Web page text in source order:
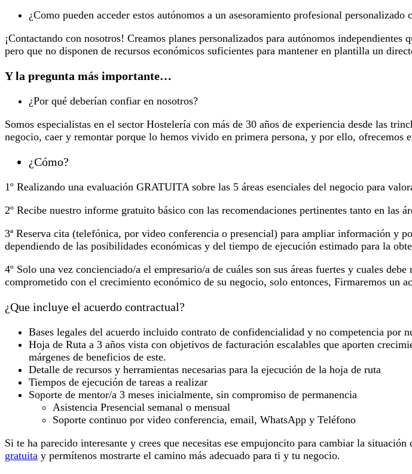
¿Como pueden acceder estos autónomos a un asesoramiento profesional
¡Contactando con nosotros! Creamos planes personalizados para autónomos
pero que no disponen de recursos económicos suficientes para mantener en plantilla un
Y la pregunta más importante…
¿Por qué deberían confiar en nosotros?
Somos especialistas en el sector Hostelería con más de 30 años de experiencia desde las
negocio, caer y remontar porque lo hemos vivido en primera persona, y por ello,
¿Cómo?
1º Realizando una evaluación GRATUITA sobre las 5 áreas esenciales del negocio para
2º Recibe nuestro informe gratuito básico con las recomendaciones pertinentes tanto en las
3ª Reserva cita (telefónica, por video conferencia o presencial) para ampliar información y
dependiendo de las posibilidades económicas y del tiempo de ejecución estimado para la
4º Solo una vez concienciado/a el empresario/a de cuáles son sus áreas fuertes y cuales
comprometido con el crecimiento económico de su negocio, solo entonces, Firmaremos un
¿Que incluye el acuerdo contractual?
Bases legales del acuerdo incluido contrato de confidencialidad y no competencia por
Hoja de Ruta a 3 años vista con objetivos de facturación escalables que aporten
márgenes de beneficios de este.
Detalle de recursos y herramientas necesarias para la ejecución de la hoja de ruta
Tiempos de ejecución de tareas a realizar
Soporte de mentor/a 3 meses inicialmente, sin compromiso de permanencia
Asistencia Presencial semanal o mensual
Soporte continuo por video conferencia, email, WhatsApp y Teléfono
Si te ha parecido interesante y crees que necesitas ese empujoncito para cambiar la
gratuita y permítenos mostrarte el camino más adecuado para ti y tu negocio.